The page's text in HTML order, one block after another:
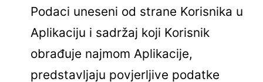
Podaci uneseni od strane Korisnika u
Aplikaciju i sadržaj koji Korisnik
obrađuje najmom Aplikacije,
predstavljaju povjerljive podatke